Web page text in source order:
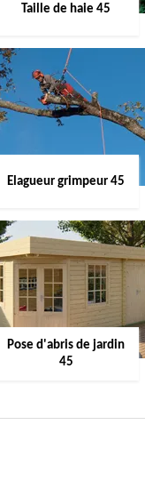
Taille de haie 45
Elagueur grimpeur 45
Pose d'abris de jardin
45